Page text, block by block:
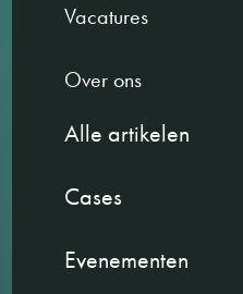
Vacatures
Over ons
Alle artikelen
Cases
Evenementen